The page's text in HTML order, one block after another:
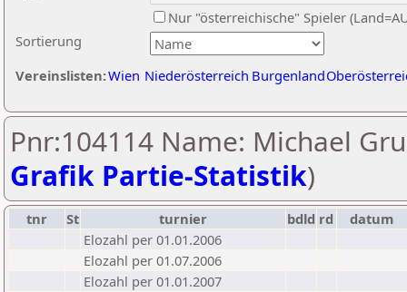
Sortierung
Nur "österreichische" Spieler
Vereinslisten:Wien Niederösterreich Burgenland
Pnr:104114 Name: Michael
Grafik Partie-Statistik)
tnr St turnier bdld rd
datum
Elozahl per 01.01.2006
Elozahl per 01.07.2006
Elozahl per 01.01.2007